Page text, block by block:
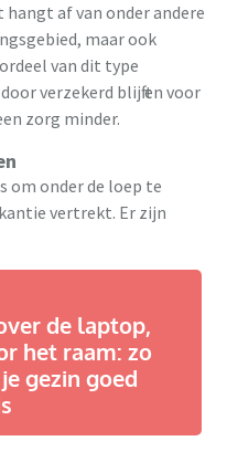
hangt af van onder andere
maar ook
van dit type
verzekerd blijft en voor
zorg minder.
om onder de loep te
vertrekt. Er zijn
de laptop,
het raam: zo
gezin goed